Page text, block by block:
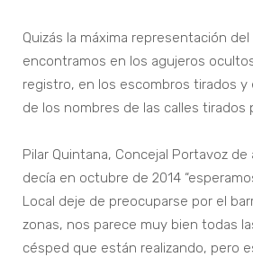
Quizás la máxima representación
encontramos en los agujeros
registro, en los escombros tirados y
de los nombres de las calles tirados
Pilar Quintana, Concejal Portavoz
decía en octubre de 2014
Local deje de preocuparse por el
zonas, nos parece muy bien todas
césped que están realizando, pero